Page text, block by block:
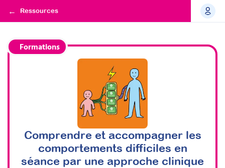
Ressources
Formations
Comprendre et accompagner les
comportements difficiles en
séance par une approche clinique